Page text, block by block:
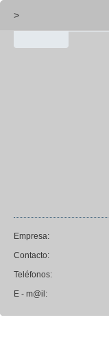
>
Empresa:
Contacto:
Teléfonos:
E - m@il: